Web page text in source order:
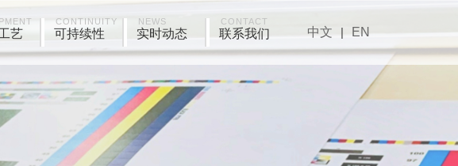
中文 | EN
艺
CONTINUITY
可持续性
NEWS
实时动态
CONTACT
联系我们